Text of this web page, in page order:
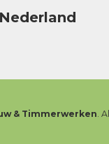
& Timmerwerken.